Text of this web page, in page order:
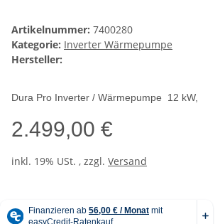
Artikelnummer: 7400280
Kategorie: Inverter Wärmepumpe
Hersteller:
Dura Pro Inverter / Wärmepumpe 12 kW,
2.499,00 €
inkl. 19% USt. , zzgl. Versand